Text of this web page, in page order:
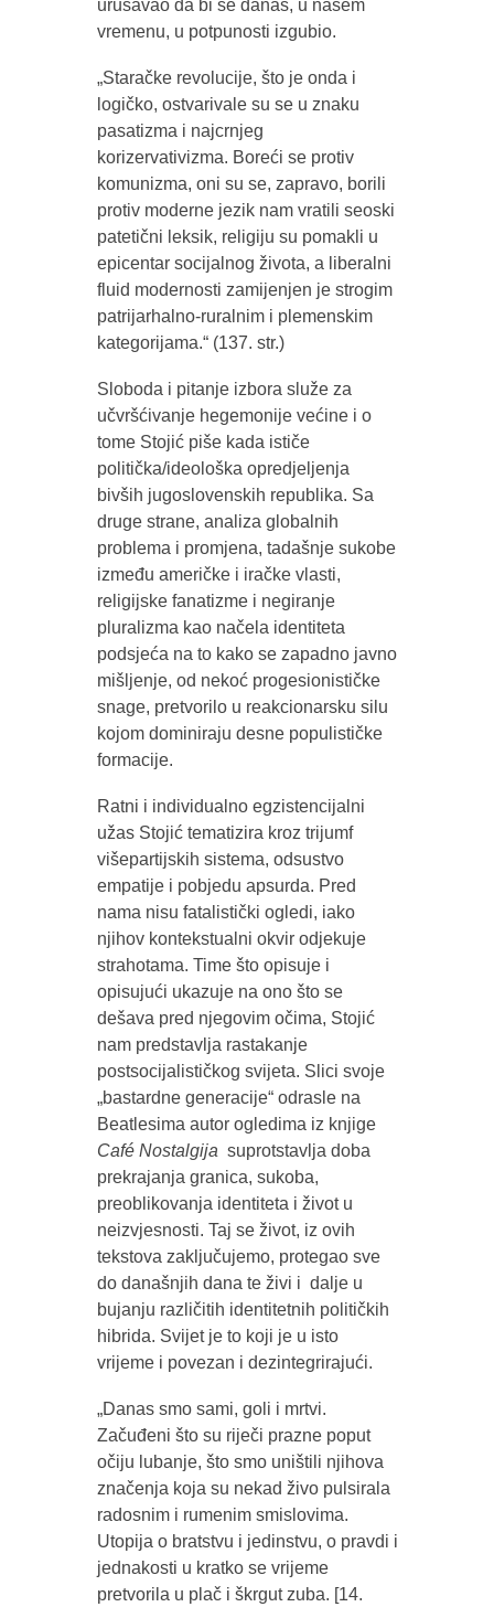
urušavao da bi se danas, u našem
vremenu, u potpunosti izgubio.
„Staračke revolucije, što je onda i
logičko, ostvarivale su se u znaku
pasatizma i najcrnjeg
korizervativizma. Boreći se protiv
komunizma, oni su se, zapravo, borili
protiv moderne jezik nam vratili seoski
patetični leksik, religiju su pomakli u
epicentar socijalnog života, a liberalni
fluid modernosti zamijenjen je strogim
patrijarhalno-ruralnim i plemenskim
kategorijama.“ (137. str.)
Sloboda i pitanje izbora služe za
učvršćivanje hegemonije većine i o
tome Stojić piše kada ističe
politička/ideološka opredjeljenja
bivših jugoslovenskih republika. Sa
druge strane, analiza globalnih
problema i promjena, tadašnje sukobe
između američke i iračke vlasti,
religijske fanatizme i negiranje
pluralizma kao načela identiteta
podsjeća na to kako se zapadno javno
mišljenje, od nekoć progesionističke
snage, pretvorilo u reakcionarsku silu
kojom dominiraju desne populističke
formacije.
Ratni i individualno egzistencijalni
užas Stojić tematizira kroz trijumf
višepartijskih sistema, odsustvo
empatije i pobjedu apsurda. Pred
nama nisu fatalistički ogledi, iako
njihov kontekstualni okvir odjekuje
strahotama. Time što opisuje i
opisujući ukazuje na ono što se
dešava pred njegovim očima, Stojić
nam predstavlja rastakanje
postsocijalističkog svijeta. Slici svoje
„bastardne generacije“ odrasle na
Beatlesima autor ogledima iz knjige
Café Nostalgija suprotstavlja doba
prekrajanja granica, sukoba,
preoblikovanja identiteta i život u
neizvjesnosti. Taj se život, iz ovih
tekstova zaključujemo, protegao sve
do današnjih dana te živi i dalje u
bujanju različitih identitetnih političkih
hibrida. Svijet je to koji je u isto
vrijeme i povezan i dezintegrirajući.
„Danas smo sami, goli i mrtvi.
Začuđeni što su riječi prazne poput
očiju lubanje, što smo uništili njihova
značenja koja su nekad živo pulsirala
radosnim i rumenim smislovima.
Utopija o bratstvu i jedinstvu, o pravdi i
jednakosti u kratko se vrijeme
pretvorila u plač i škrgut zuba. [14.